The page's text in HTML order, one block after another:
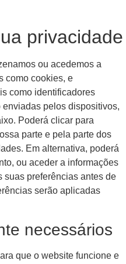
privacidade
ou acedemos a
como cookies, e
como identificadores
pelos dispositivos,
Poderá clicar para
parte e pela parte dos
Em alternativa, poderá
ou aceder a informações
suas preferências antes de
serão aplicadas
necessários
que o website funcione e